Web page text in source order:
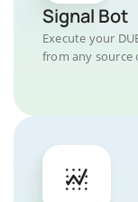
Signal Bot
Execute your
from any source